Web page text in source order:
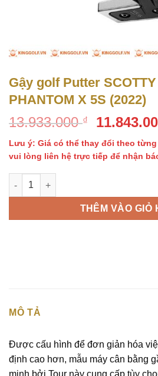
Gậy golf Putter
PHANTOM X 5S (2022)
13.933.000₫
Giá
gốc
là:
Lưu ý: Giá có thể thay đổi theo
vui lòng liên hệ trực tiếp để nhận
Gậy golf Putter SCOTTY CAMERON
THÊM VÀO GIỎ
MÔ TẢ
Được cấu hình để đơn giản hóa
định cao hơn, mẫu máy cân bằng
minh bởi Tour này cung cấp tùy